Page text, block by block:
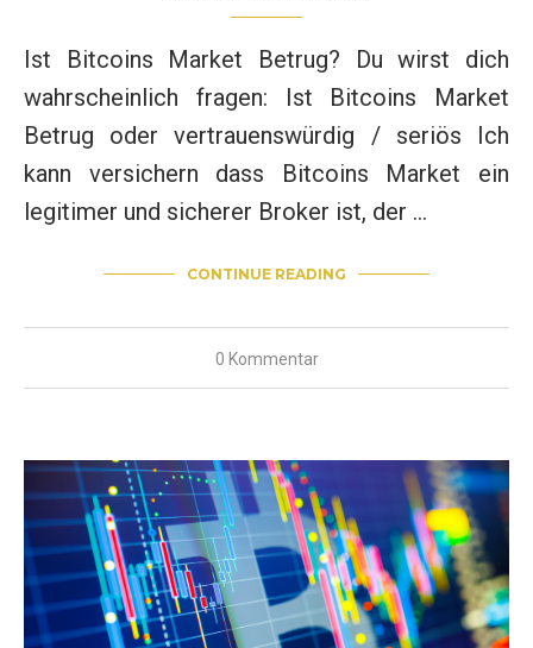
Ist Bitcoins Market Betrug? Du wirst dich
wahrscheinlich fragen: Ist Bitcoins Market
Betrug oder vertrauenswürdig / seriös Ich
kann versichern dass Bitcoins Market ein
legitimer und sicherer Broker ist, der …
CONTINUE READING
0 Kommentar